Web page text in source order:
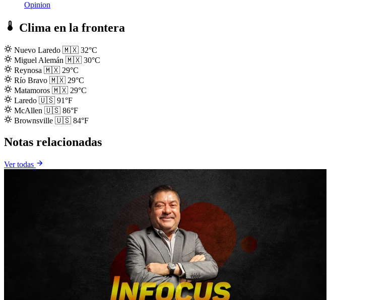
Opinion
Clima en la frontera
Nuevo Laredo 🇲🇽 32°C
Miguel Alemán 🇲🇽 30°C
Reynosa 🇲🇽 29°C
Río Bravo 🇲🇽 29°C
Matamoros 🇲🇽 29°C
Laredo 🇺🇸 91°F
McAllen 🇺🇸 86°F
Brownsville 🇺🇸 84°F
Notas relacionadas
Ver todas